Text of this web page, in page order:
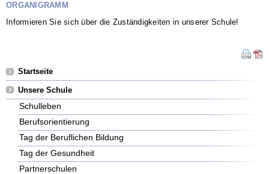
ORGANIGRAMM
Informieren Sie sich über die Zuständigkeiten in unserer Schule!
Navigation
überspringen
Startseite
Unsere Schule
Schulleben
Berufsorientierung
Tag der Beruflichen Bildung
Tag der Gesundheit
Partnerschulen